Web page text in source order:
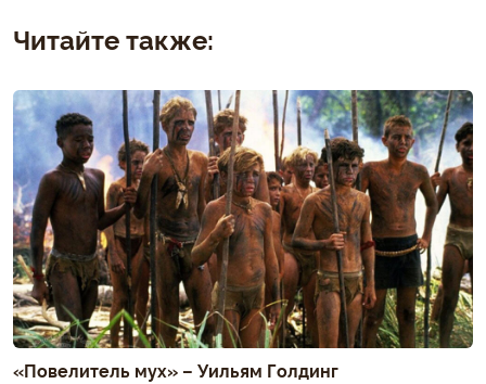
Читайте также:
«Повелитель мух» – Уильям Голдинг